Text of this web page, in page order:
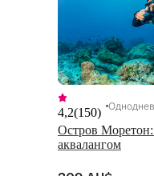
Остров
аквалангом
4,2(150)